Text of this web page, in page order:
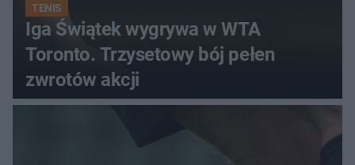
TENIS
Iga Świątek wygrywa w WTA
Toronto. Trzysetowy bój pełen
zwrotów akcji